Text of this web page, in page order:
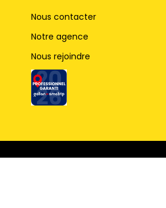
Nous contacter
Notre agence
Nous rejoindre